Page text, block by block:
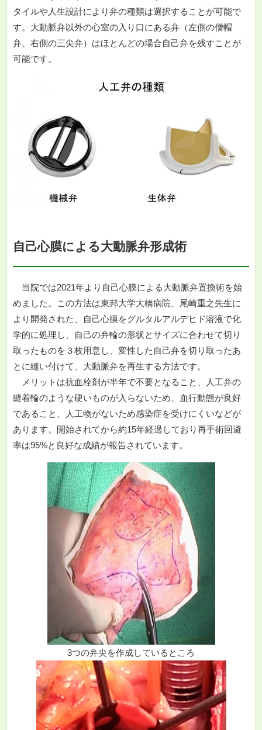
タイルや人生設計により弁の種類は選択することが可能で
す。大動脈弁以外の心室の入り口にある弁（左側の僧帽
弁、右側の三尖弁）はほとんどの場合自己弁を残すことが
可能です。
自己心膜による大動脈弁形成術
当院では2021年より自己心膜による大動脈弁置換術を始
めました。この方法は東邦大学大橋病院、尾崎重之先生に
より開発された、自己心膜をグルタルアルデヒド溶液で化
学的に処理し、自己の弁輪の形状とサイズに合わせて切り
取ったものを３枚用意し、変性した自己弁を切り取ったあ
とに縫い付けて、大動脈弁を再生する方法です。
メリットは抗血栓剤が半年で不要となること、人工弁の
縫着輪のような硬いものが入らないため、血行動態が良好
であること、人工物がないため感染症を受けにくいなどが
あります。開始されてから約15年経過しており再手術回避
率は95%と良好な成績が報告されています。
3つの弁尖を作成しているところ